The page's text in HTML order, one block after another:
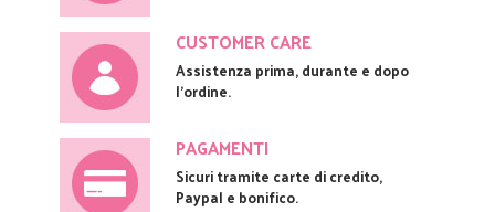
CUSTOMER CARE
Assistenza prima, durante e dopo
l'ordine.
PAGAMENTI
Sicuri tramite carte di credito,
Paypal e bonifico.